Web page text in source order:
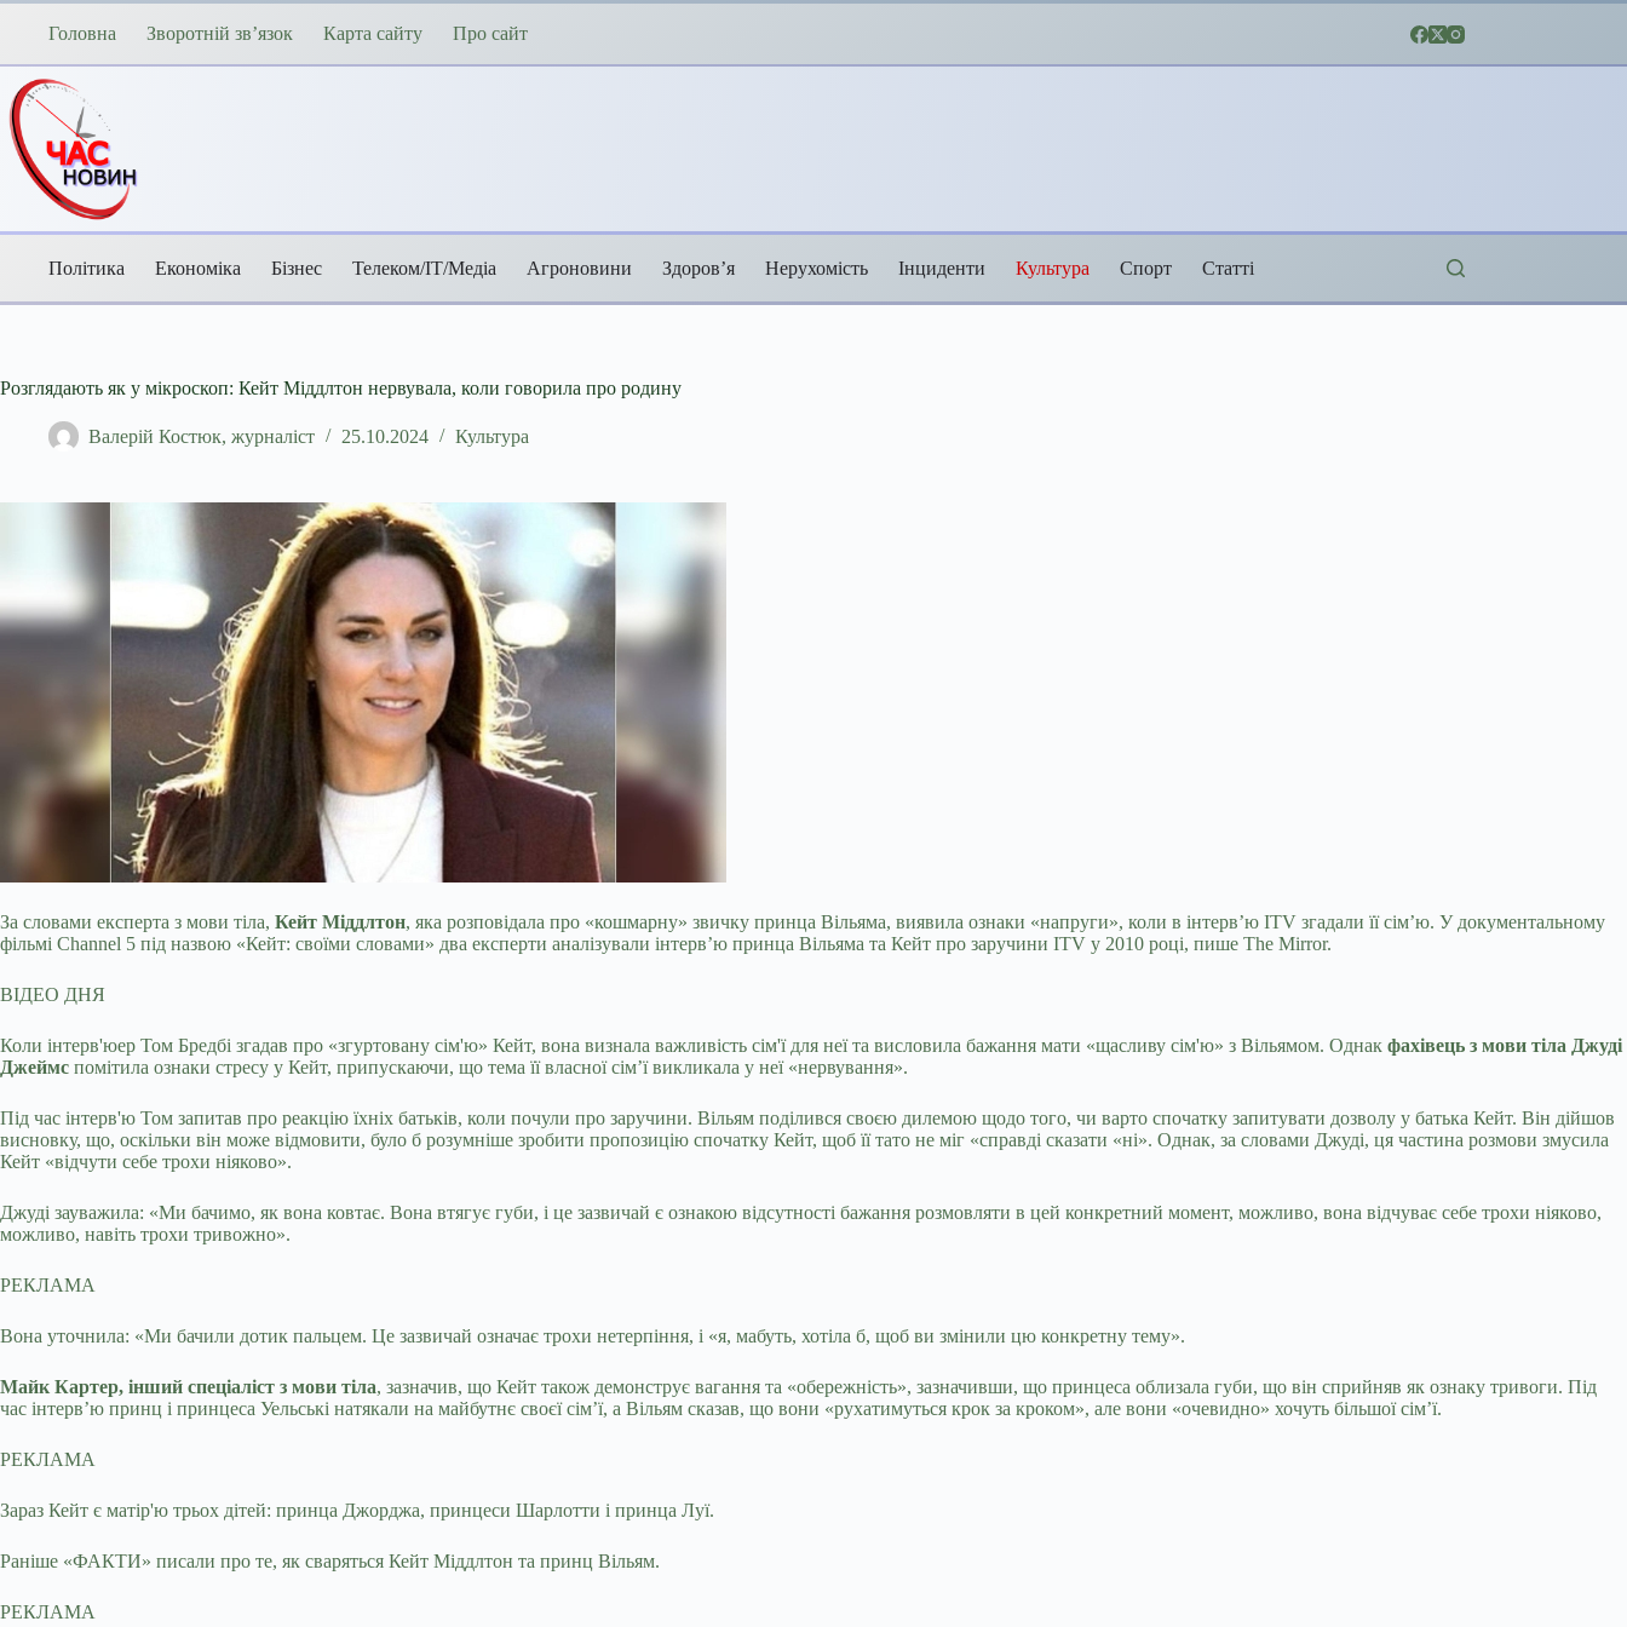
Перейти
Головна Зворотній зв’язок Карта сайту Про сайт
Політика Економіка Бізнес Телеком/ІТ/Медіа Агроновини Здоров’я Нерухомість Інциденти Культура Спорт Статті
Розглядають як у мікроскоп: Кейт Міддлтон нервувала, коли говорила про родину
Валерій Костюк, журналіст 25.10.2024 Культура
За словами експерта з мови тіла, Кейт Міддлтон, яка розповідала про «кошмарну» звичку принца Вільяма, виявила ознаки «напруги», коли в інтерв’ю ITV згадали її сім’ю. У документальному
фільмі Channel 5 під назвою «Кейт: своїми словами» два експерти аналізували інтерв’ю принца Вільяма та Кейт про заручини ITV у 2010 році, пише The Mirror.
ВІДЕО ДНЯ
Коли інтерв'юер Том Бредбі згадав про «згуртовану сім'ю» Кейт, вона визнала важливість сім'ї для неї та висловила бажання мати «щасливу сім'ю» з Вільямом. Однак фахівець з мови тіла Джуді
Джеймс помітила ознаки стресу у Кейт, припускаючи, що тема її власної сім’ї викликала у неї «нервування».
Під час інтерв'ю Том запитав про реакцію їхніх батьків, коли почули про заручини. Вільям поділився своєю дилемою щодо того, чи варто спочатку запитувати дозволу у батька Кейт. Він дійшов
висновку, що, оскільки він може відмовити, було б розумніше зробити пропозицію спочатку Кейт, щоб її тато не міг «справді сказати «ні». Однак, за словами Джуді, ця частина розмови змусила
Кейт «відчути себе трохи ніяково».
Джуді зауважила: «Ми бачимо, як вона ковтає. Вона втягує губи, і це зазвичай є ознакою відсутності бажання розмовляти в цей конкретний момент, можливо, вона відчуває себе трохи ніяково,
можливо, навіть трохи тривожно».
РЕКЛАМА
Вона уточнила: «Ми бачили дотик пальцем. Це зазвичай означає трохи нетерпіння, і «я, мабуть, хотіла б, щоб ви змінили цю конкретну тему».
Майк Картер, інший спеціаліст з мови тіла, зазначив, що Кейт також демонструє вагання та «обережність», зазначивши, що принцеса облизала губи, що він сприйняв як ознаку тривоги. Під
час інтерв’ю принц і принцеса Уельські натякали на майбутнє своєї сім’ї, а Вільям сказав, що вони «рухатимуться крок за кроком», але вони «очевидно» хочуть більшої сім’ї.
РЕКЛАМА
Зараз Кейт є матір'ю трьох дітей: принца Джорджа, принцеси Шарлотти і принца Луї.
Раніше «ФАКТИ» писали про те, як сваряться Кейт Міддлтон та принц Вільям.
РЕКЛАМА